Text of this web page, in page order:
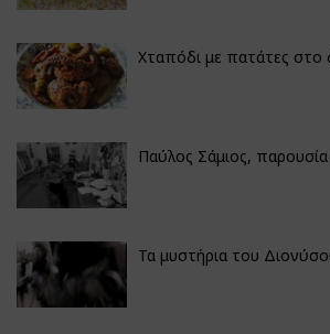
Χταπόδι με πατάτες στο
Παύλος Σάμιος, παρουσία
Τα μυστήρια του